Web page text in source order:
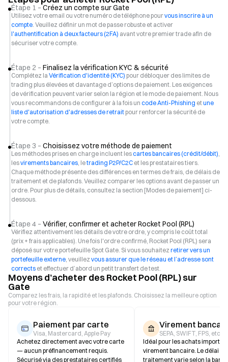
Étape 1 – Créez un compte sur Gate
Utilisez votre email ou votre numéro de téléphone pourvous inscrire à un
compte. Veuillez définir un mot de passe robuste et activer
l'authentification à deux facteurs (2FA) avant votre premier trade afin de
sécuriser votre compte.
Étape 2 – Finalisez la vérification KYC & sécurité
Complétez la Vérification d'identité (KYC) pour débloquer des limites de
trading plus élevées et davantage d’options de paiement. Les exigences
de vérification peuvent varier selon la région et le mode de paiement. Nous
vous recommandons de configurer à la fois un code Anti-Phishing etune
liste d'autorisation d'adresses de retrait pour renforcer la sécurité de
votre compte.
Étape 3 – Choisissez votre méthode de paiement
Les méthodes prises en charge incluent lescartes bancaires (crédit/débit),
lesvirements bancaires, letrading P2P/C2C et les prestataires tiers.
Chaque méthode présente des différences en termes de frais, de délais de
traitement et de plafonds. Veuillez comparer les options avant de passer un
ordre. Pour plus de détails, consultez la section [Modes de paiement] ci-
dessous.
Étape 4 – Vérifier, confirmer et acheter Rocket Pool (RPL)
Vérifiez attentivement les détails de votre ordre, y compris le coût total
(prix + frais applicables). Une fois l'ordre confirmé, Rocket Pool (RPL) sera
déposé sur votre portefeuille Spot Gate. Si vous souhaitezretirer vers un
portefeuille externe, veuillezvous assurer que le réseau et l’adresse sont
corrects et effectuer d’abord un petit transfert de test.
Moyens d’acheter des Rocket Pool (RPL) sur
Gate
Comparez les frais, la rapidité et les plafonds. Choisissez la meilleure option
pour votre région.
Paiement par carte
Visa, Mastercard, Apple Pay
Achetez directement avec votre carte
— aucun préfinancement requis.
Sécurisé via des prestataires certifiés
Virement
SEPA, SWIFT, FPS, etc.
Idéal pour les achats
virement bancaire. Le délai de
traitement varie selon la